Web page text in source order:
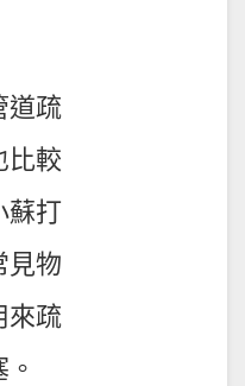
道疏
比較
蘇打
見物
來疏